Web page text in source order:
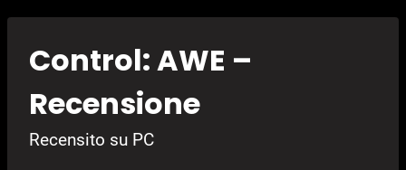
Control: AWE –
Recensione
Recensito su PC